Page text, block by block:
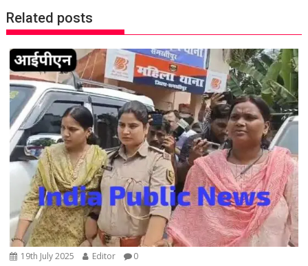
a
v
i
g
a
t
i
o
n
Related posts
19th July 2025 Editor 0